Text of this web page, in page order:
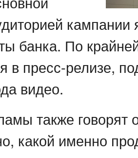
кампании
банка. По
в пресс-релизе,
видео.
также говорят
какой именно